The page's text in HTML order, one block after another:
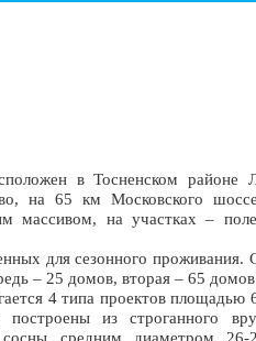
в Тосненском районе
на 65 км Московского
массивом, на участках –
для сезонного проживания.
– 25 домов, вторая – 65
4 типа проектов площадью
из строганного
сосны средним диаметром